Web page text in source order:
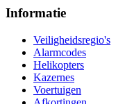
Informatie
Veiligheidsregio's
Alarmcodes
Helikopters
Kazernes
Voertuigen